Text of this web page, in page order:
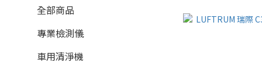
全部商品
專業檢測儀
車用清淨機